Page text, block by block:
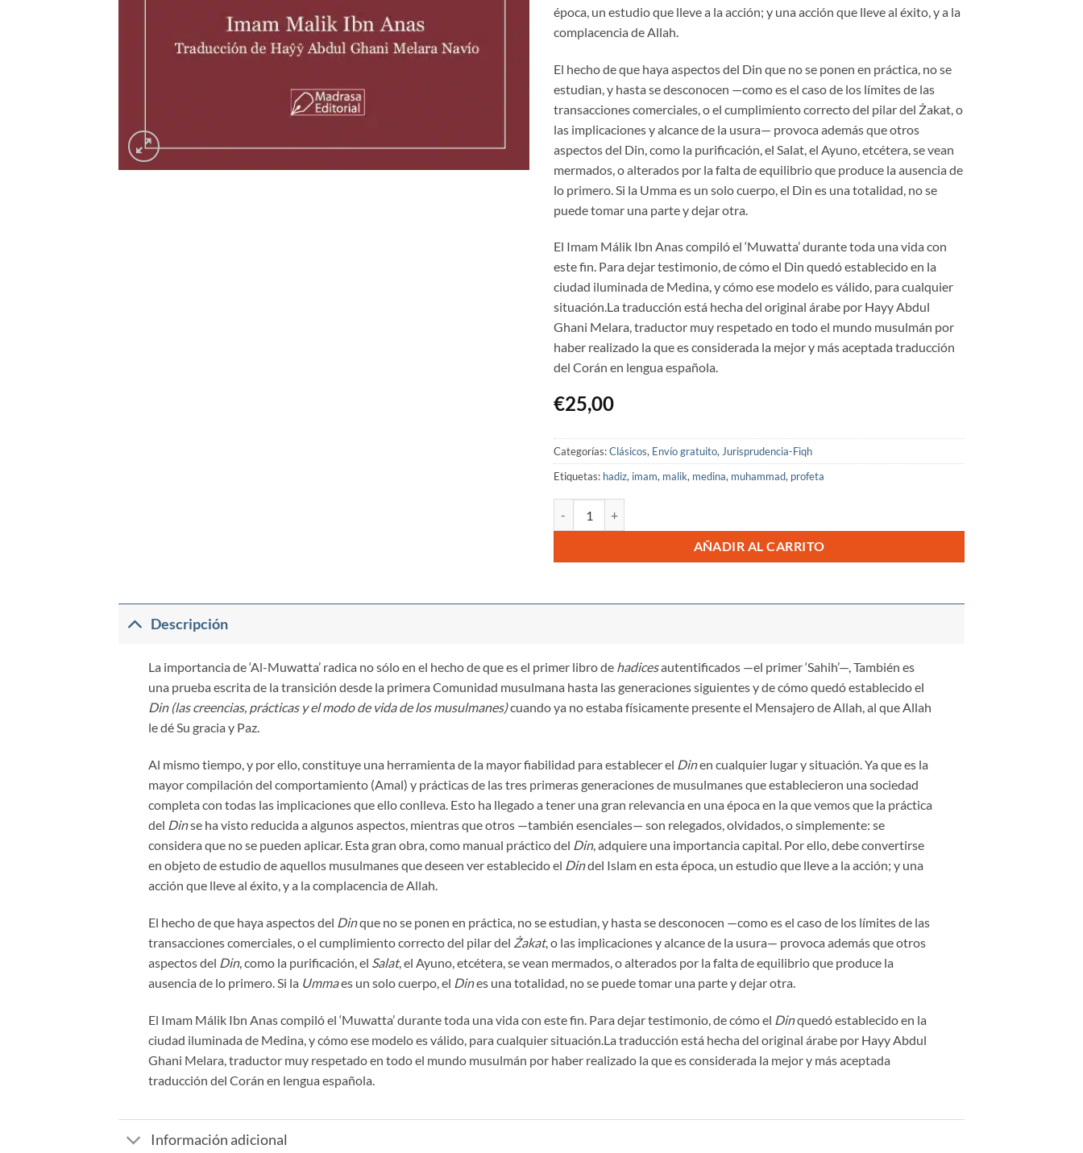
época, un estudio que lleve a la acción; y una acción que lleve al éxito, y a la
complacencia de Allah.
El hecho de que haya aspectos del Din que no se ponen en práctica, no se
estudian, y hasta se desconocen —como es el caso de los límites de las
transacciones comerciales, o el cumplimiento correcto del pilar del Żakat, o
las implicaciones y alcance de la usura— provoca además que otros
aspectos del Din, como la purificación, el Salat, el Ayuno, etcétera, se vean
mermados, o alterados por la falta de equilibrio que produce la ausencia de
lo primero. Si la Umma es un solo cuerpo, el Din es una totalidad, no se
puede tomar una parte y dejar otra.
El Imam Málik Ibn Anas compiló el ‘Muwatta’ durante toda una vida con
este fin. Para dejar testimonio, de cómo el Din quedó establecido en la
ciudad iluminada de Medina, y cómo ese modelo es válido, para cualquier
situación.La traducción está hecha del original árabe por Hayy Abdul
Ghani Melara, traductor muy respetado en todo el mundo musulmán por
haber realizado la que es considerada la mejor y más aceptada traducción
del Corán en lengua española.
€25,00
Categorías:Clásicos, Envío gratuito,Jurisprudencia-Fiqh
Etiquetas: hadiz, imam, malik, medina, muhammad, profeta
AÑADIR AL CARRITO
Descripción
La importancia de ‘Al-Muwatta’ radica no sólo en el hecho de que es el primer libro de hadicesautentificados —el primer ‘Sahih’—, También es
una prueba escrita de la transición desde la primera Comunidad musulmana hasta las generaciones siguientes y de cómo quedó establecido el
Din (las creencias, prácticas y el modo de vida de los musulmanes)cuando ya no estaba físicamente presente el Mensajero de Allah, al que Allah
le dé Su gracia y Paz.
Al mismo tiempo, y por ello, constituye una herramienta de la mayor fiabilidad para establecer el Dinen cualquier lugar y situación. Ya que es la
mayor compilación del comportamiento (Amal) y prácticas de las tres primeras generaciones de musulmanes que establecieron una sociedad
completa con todas las implicaciones que ello conlleva. Esto ha llegado a tener una gran relevancia en una época en la que vemos que la práctica
del Dinse ha visto reducida a algunos aspectos, mientras que otros —también esenciales— son relegados, olvidados, o simplemente: se
considera que no se pueden aplicar. Esta gran obra, como manual práctico del Din, adquiere una importancia capital. Por ello, debe convertirse
en objeto de estudio de aquellos musulmanes que deseen ver establecido el Dindel Islam en esta época, un estudio que lleve a la acción; y una
acción que lleve al éxito, y a la complacencia de Allah.
El hecho de que haya aspectos del Dinque no se ponen en práctica, no se estudian, y hasta se desconocen —como es el caso de los límites de las
transacciones comerciales, o el cumplimiento correcto del pilar del Żakat, o las implicaciones y alcance de la usura— provoca además que otros
aspectos del Din, como la purificación, el Salat, el Ayuno, etcétera, se vean mermados, o alterados por la falta de equilibrio que produce la
ausencia de lo primero. Si la Ummaes un solo cuerpo, el Dines una totalidad, no se puede tomar una parte y dejar otra.
El Imam Málik Ibn Anas compiló el ‘Muwatta’ durante toda una vida con este fin. Para dejar testimonio, de cómo el Dinquedó establecido en la
ciudad iluminada de Medina, y cómo ese modelo es válido, para cualquier situación.La traducción está hecha del original árabe por Hayy Abdul
Ghani Melara, traductor muy respetado en todo el mundo musulmán por haber realizado la que es considerada la mejor y más aceptada
traducción del Corán en lengua española.
Información adicional